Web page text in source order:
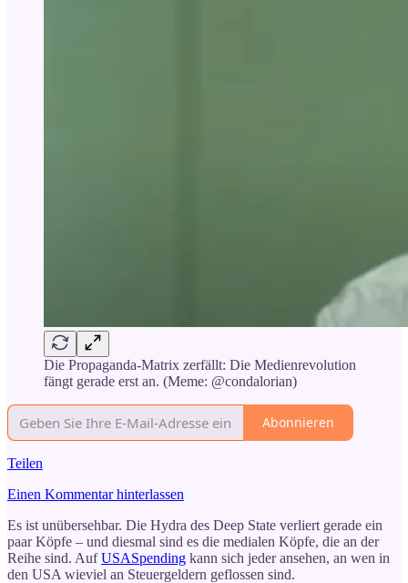
Die Propaganda-Matrix zerfällt: Die Medienrevolution
fängt gerade erst an. (Meme: @condalorian)
Abonnieren
Teilen
Einen Kommentar hinterlassen
Es ist unübersehbar. Die Hydra des Deep State verliert gerade ein
paar Köpfe – und diesmal sind es die medialen Köpfe, die an der
Reihe sind. AufUSASpending kann sich jeder ansehen, an wen in
den USA wieviel an Steuergeldern geflossen sind.